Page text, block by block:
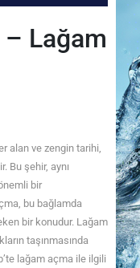
Lağam
alan ve zengin tarihi,
Bu şehir, aynı
bir
bu bağlamda
bir konudur. Lağam
taşınmasında
lağam açma ile ilgili